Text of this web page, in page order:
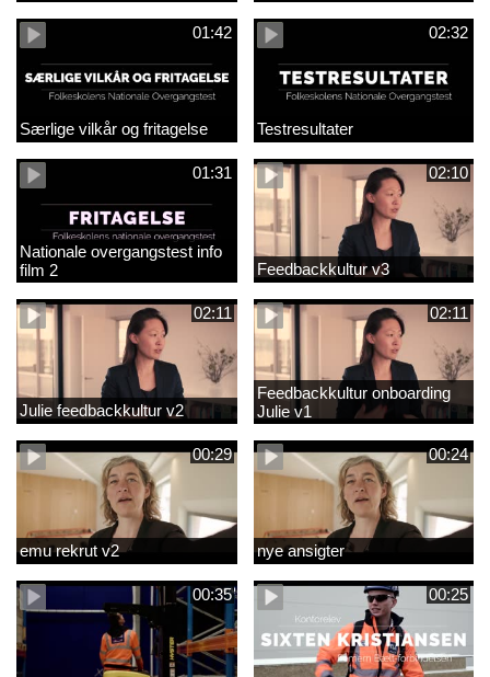
01:42
Særlige vilkår og fritagelse
02:32
Testresultater
01:31
Nationale overgangstest info
film 2
02:10
Feedbackkultur v3
02:11
Julie feedbackkultur v2
02:11
Feedbackkultur onboarding
Julie v1
00:29
emu rekrut v2
00:24
nye ansigter
00:35 00:25